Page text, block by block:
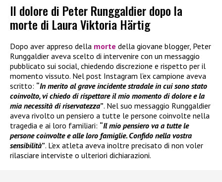
Il dolore di Peter Runggaldier dopo la
morte di Laura Viktoria Härtig
Dopo aver appreso della morte della giovane blogger, Peter
Runggaldier aveva scelto di intervenire con un messaggio
pubblicato sui social, chiedendo discrezione e rispetto per il
momento vissuto. Nel post Instagram l’ex campione aveva
scritto: “In merito al grave incidente stradale in cui sono stato
coinvolto, vi chiedo di rispettare il mio momento di dolore e la
mia necessità di riservatezza”. Nel suo messaggio Runggaldier
aveva rivolto un pensiero a tutte le persone coinvolte nella
tragedia e ai loro familiari: “Il mio pensiero va a tutte le
persone coinvolte e alle loro famiglie. Confido nella vostra
sensibilità”. L’ex atleta aveva inoltre precisato di non voler
rilasciare interviste o ulteriori dichiarazioni.